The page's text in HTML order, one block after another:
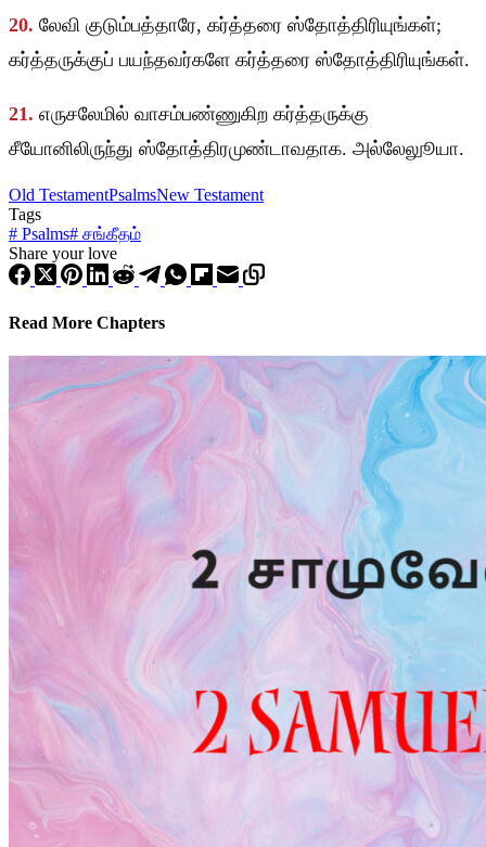
20. லேவி குடும்பத்தாரே, கர்த்தரை ஸ்தோத்திரியுங்கள்;
கர்த்தருக்குப் பயந்தவர்களே கர்த்தரை ஸ்தோத்திரியுங்கள்.
21. எருசலேமில் வாசம்பண்ணுகிற கர்த்தருக்கு
சீயோனிலிருந்து ஸ்தோத்திரமுண்டாவதாக. அல்லேலுூயா.
Old TestamentPsalmsNew Testament
Tags
# Psalms# சங்கீதம்
Share your love
Read More Chapters